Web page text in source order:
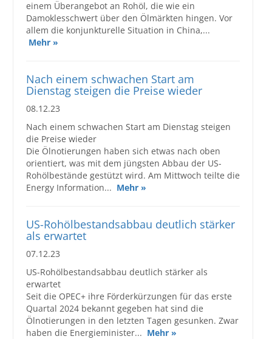
einem Überangebot an Rohöl, die wie ein
Damoklesschwert über den Ölmärkten hingen. Vor
allem die konjunkturelle Situation in China,...
Mehr »
Nach einem schwachen Start am
Dienstag steigen die Preise wieder
08.12.23
Nach einem schwachen Start am Dienstag steigen
die Preise wieder
Die Ölnotierungen haben sich etwas nach oben
orientiert, was mit dem jüngsten Abbau der US-
Rohölbestände gestützt wird. Am Mittwoch teilte die
Energy Information... Mehr »
US-Rohölbestandsabbau deutlich stärker
als erwartet
07.12.23
US-Rohölbestandsabbau deutlich stärker als
erwartet
Seit die OPEC+ ihre Förderkürzungen für das erste
Quartal 2024 bekannt gegeben hat sind die
Ölnotierungen in den letzten Tagen gesunken. Zwar
haben die Energieminister... Mehr »